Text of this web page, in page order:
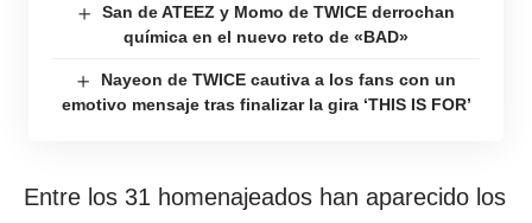
San de ATEEZ y Momo de TWICE derrochan
química en el nuevo reto de «BAD»
Nayeon de TWICE cautiva a los fans con un
emotivo mensaje tras finalizar la gira ‘THIS IS FOR’
Entre los 31 homenajeados han aparecido los